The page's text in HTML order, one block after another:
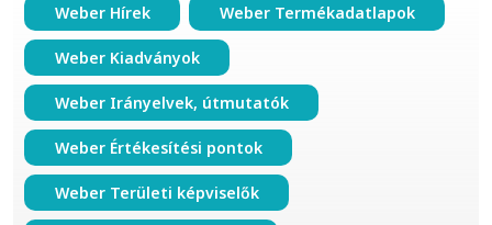
Weber Hírek Weber Termékadatlapok
Weber Kiadványok
Weber Irányelvek, útmutatók
Weber Értékesítési pontok
Weber Területi képviselők